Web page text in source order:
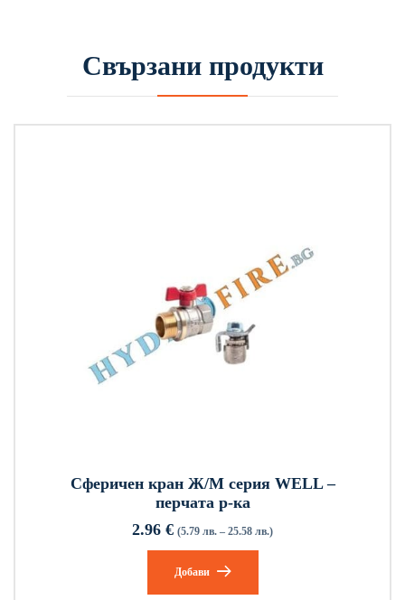
Свързани продукти
Сферичен кран Ж/М серия WELL –
перчата р-ка
2.96 € (5.79 лв. – 25.58 лв.)
Добави